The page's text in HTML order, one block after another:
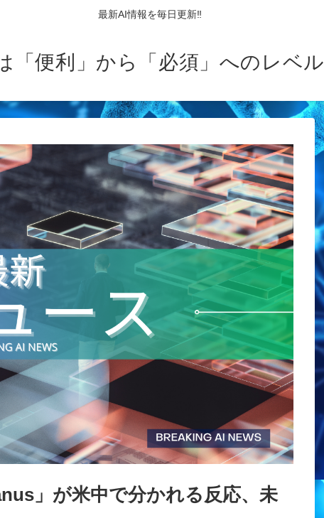
最新AI情報を毎日更新‼
「便利」から「必須」へのレベル
」が米中で分かれる反応、未